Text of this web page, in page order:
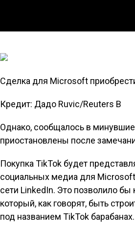
Сделка для Microsoft
Кредит: Дадо Ruvic/Reuters В
Однако, сообщалось в
приостановлены после
Покупка TikTok будет
социальных медиа для
сети LinkedIn. Это позволило
который, как говорят, быть
под названием TikTok барабанах.